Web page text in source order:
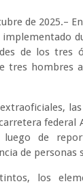
de 2025.–
implementado
de los tres
tres hombres
federal
de
de personas
los